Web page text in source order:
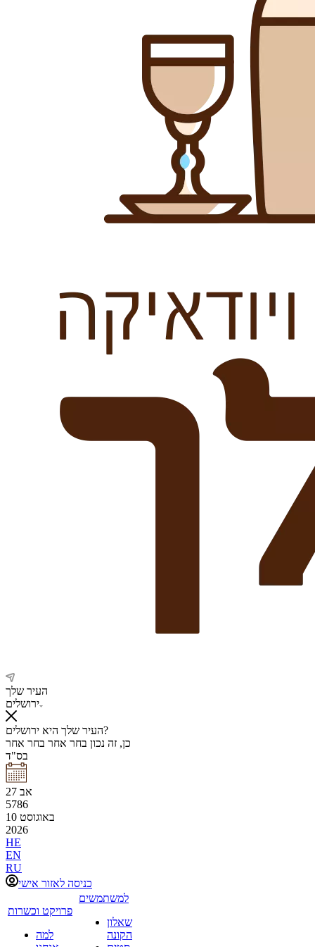
העיר שלך
ירושלים
העיר שלך היא ירושלים?
כן, זה נכון בחר אחר בחר אחר
בס"ד
27 אב
5786
10 באוגוסט
2026
HE
EN
RU
כניסה לאזור אישי
פרויקט וכשרות
למה
למשתמשים
שאלון
הקונה